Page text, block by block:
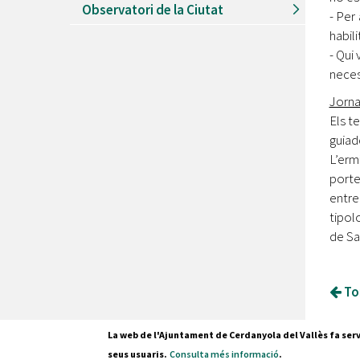
Observatori de la Ciutat
- Per
- Qui
Els
de
La web de l'Ajuntament de Cerdanyola del Vallès fa
seus usuaris. Consulta més informació.